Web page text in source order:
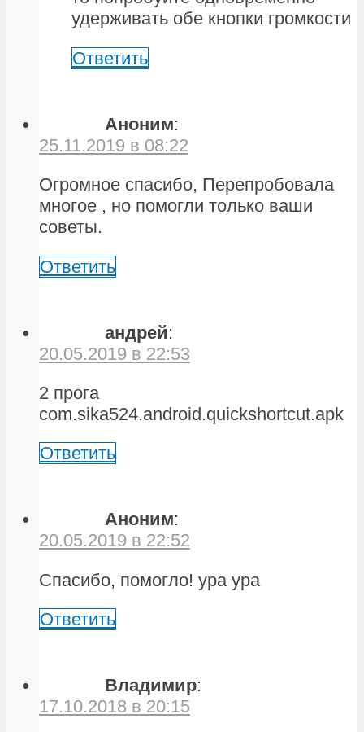
удерживать обе кнопки громкости
Ответить
Аноним:
25.11.2019 в 08:22
Огромное спасибо, Перепробовала
многое , но помогли только ваши
советы.
Ответить
андрей:
20.05.2019 в 22:53
2 прога
com.sika524.android.quickshortcut.apk
Ответить
Аноним:
20.05.2019 в 22:52
Спасибо, помогло! ура ура
Ответить
Владимир:
17.10.2018 в 20:15